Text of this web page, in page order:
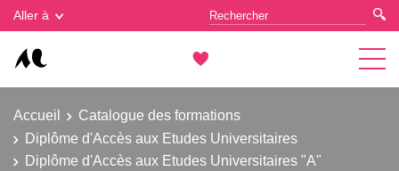
Aller à
Accueil
Catalogue des formations
Diplôme d'Accès aux Etudes Universitaires
Diplôme d'Accès aux Etudes Universitaires "A"
Gestion des cookies